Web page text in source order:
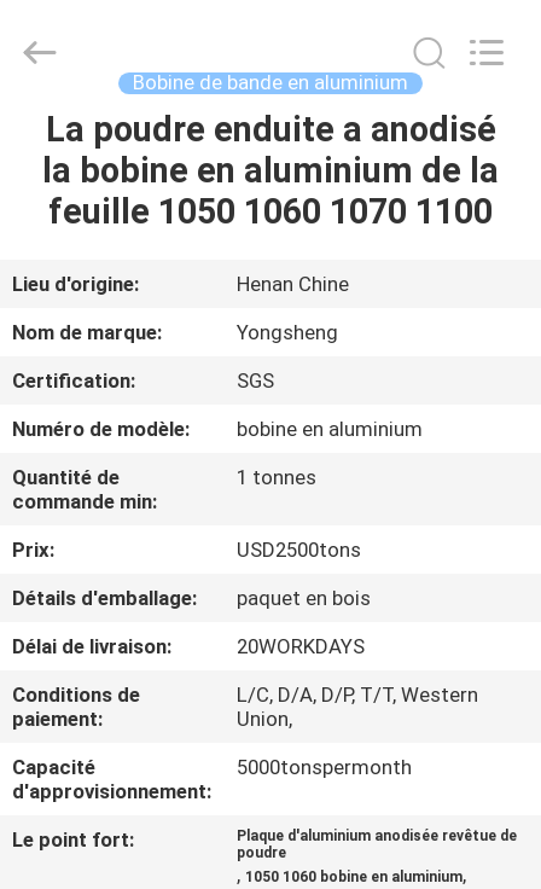
MAISON
PRODUITS
AU
SUJET
DE
VISITE
CONTRÔLE
DE
QUALITÉ
CONTACTEZ-
NOUS
Yongsheng
Aluminum
Reserved.
Bobine de bande en aluminium
La poudre enduite a anodisé
la bobine en aluminium de la
feuille 1050 1060 1070 1100
Lieu d'origine:
Henan Chine
Nom de marque:
Yongsheng
Certification:
SGS
Numéro de modèle:
bobine en aluminium
Quantité de
commande min:
1 tonnes
Prix:
USD2500tons
Détails d'emballage:
paquet en bois
Délai de livraison:
20WORKDAYS
Conditions de
paiement:
L/C, D/A, D/P, T/T, Western
Union,
Capacité
d'approvisionnement:
5000tonspermonth
Le point fort:
Plaque d'aluminium anodisée revêtue de
poudre
, 1050 1060 bobine en aluminium,